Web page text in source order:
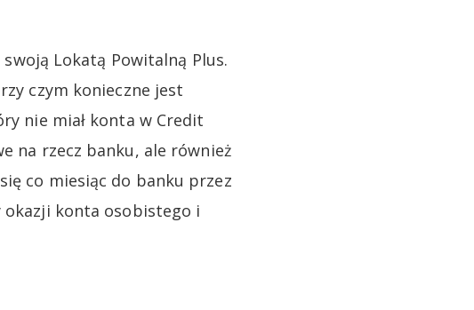
Lokatą Powitalną Plus.
czym konieczne jest
nie miał konta w Credit
na rzecz banku, ale również
co miesiąc do banku przez
okazji konta osobistego i